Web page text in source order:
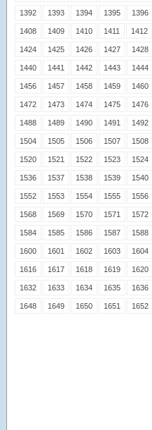
1392 1393 1394 1395 1396
1408 1409 1410 1411 1412
1424 1425 1426 1427 1428
1440 1441 1442 1443 1444
1456 1457 1458 1459 1460
1472 1473 1474 1475 1476
1488 1489 1490 1491 1492
1504 1505 1506 1507 1508
1520 1521 1522 1523 1524
1536 1537 1538 1539 1540
1552 1553 1554 1555 1556
1568 1569 1570 1571 1572
1584 1585 1586 1587 1588
1600 1601 1602 1603 1604
1616 1617 1618 1619 1620
1632 1633 1634 1635 1636
1648 1649 1650 1651 1652